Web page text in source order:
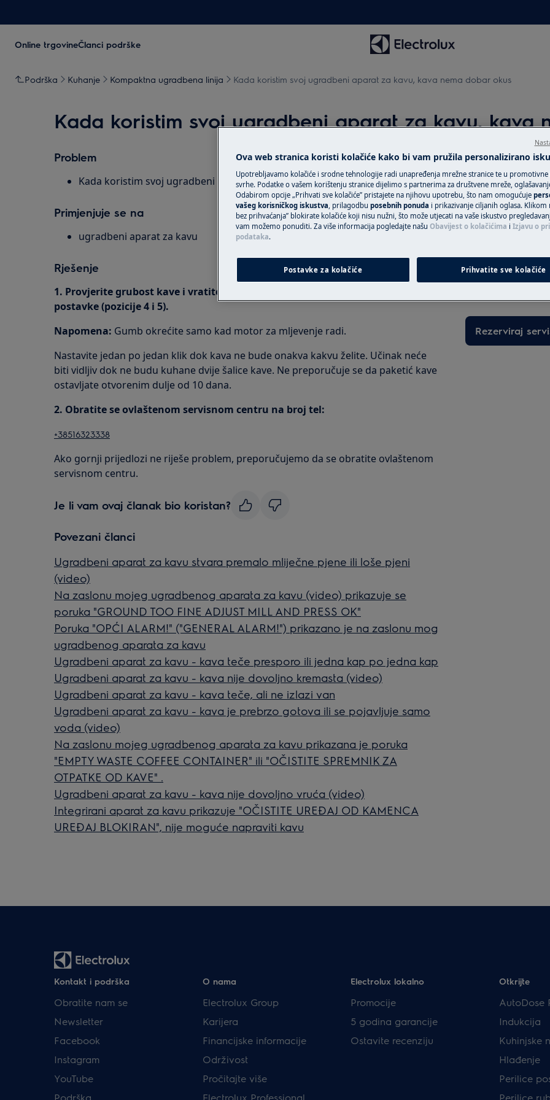
Online trgovineČlanci podrške
Podrška Kuhanje Kompaktna ugradbena linija Kada koristim svoj ugradbeni aparat za kavu, kava nema dobar okus
Kada koristim svoj ugradbeni aparat za kavu, kava
Problem
Kada koristim svoj ugradbeni aparat za kavu, kava nema dobar okus
Primjenjuje se na
ugradbeni aparat za kavu
Rješenje
1. Provjerite grubost kave i vratite položaj gumba za mljevenje na tvorničke
postavke (pozicije 4 i 5).
Napomena: Gumb okrećite samo kad motor za mljevenje radi.
Nastavite jedan po jedan klik dok kava ne bude onakva kakvu želite. Učinak neće
biti vidljiv dok ne budu kuhane dvije šalice kave. Ne preporučuje se da paketić kave
ostavljate otvorenim dulje od 10 dana.
2. Obratite se ovlaštenom servisnom centru na broj tel:
+38516323338
Ako gornji prijedlozi ne riješe problem, preporučujemo da se obratite ovlaštenom
servisnom centru.
Je li vam ovaj članak bio koristan?
Povezani članci
Ugradbeni aparat za kavu stvara premalo mliječne pjene ili loše pjeni
(video)
Na zaslonu mojeg ugradbenog aparata za kavu (video) prikazuje se
poruka "GROUND TOO FINE ADJUST MILL AND PRESS OK"
Poruka "OPĆI ALARM!" ("GENERAL ALARM!") prikazano je na zaslonu mog
ugradbenog aparata za kavu
Ugradbeni aparat za kavu - kava teče presporo ili jedna kap po jedna kap
Ugradbeni aparat za kavu - kava nije dovoljno kremasta (video)
Ugradbeni aparat za kavu - kava teče, ali ne izlazi van
Ugradbeni aparat za kavu - kava je prebrzo gotova ili se pojavljuje samo
voda (video)
Na zaslonu mojeg ugradbenog aparata za kavu prikazana je poruka
"EMPTY WASTE COFFEE CONTAINER" ili "OČISTITE SPREMNIK ZA
OTPATKE OD KAVE" .
Ugradbeni aparat za kavu - kava nije dovoljno vruća (video)
Integrirani aparat za kavu prikazuje "OČISTITE UREĐAJ OD KAMENCA
UREĐAJ BLOKIRAN", nije moguće napraviti kavu
Zatražite
Povjerite svoj
tehničarima i
uslugu za svoj
uslugu „Fiksna
uređaje van
jedinstven plan
intervenciju po
Rezerviraj
Kontakt i podrška
Obratite nam se
Newsletter
Facebook
Instagram
YouTube
Podrška
O nama
Electrolux Group
Karijera
Financijske informacije
Održivost
Pročitajte više
Electrolux Professional
Electrolux lokalno
Promocije
5 godina garancije
Ostavite recenziju
Otkrijte
AutoDose
Indukcija
Kuhinjske
Hlađenje
Perilice
Perilice
Ova web stranica koristi kolačiće kako bi vam pružila personalizirano
Upotrebljavamo kolačiće i srodne tehnologije radi unapređenja mrežne stranice te u
svrhe. Podatke o vašem korištenju stranice dijelimo s partnerima za društvene mreže,
Odabirom opcije „Prihvati sve kolačiće” pristajete na njihovu upotrebu, što nam omogućuje
vašeg korisničkog iskustva, prilagodbu posebnih ponuda i prikazivanje ciljanih oglasa. Klikom
bez prihvaćanja” blokirate kolačiće koji nisu nužni, što može utjecati na vaše iskustvo
vam možemo ponuditi. Za više informacija pogledajte našu Obavijest o kolačićima i Izjavu o
podataka.
Postavke za kolačiće Prihvatite sve kolačiće